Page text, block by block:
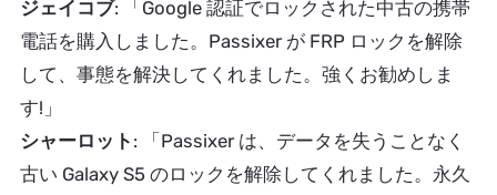
ジェイコブ: 「Google 認証でロックされた中古の携帯
電話を購入しました。Passixer が FRP ロックを解除
して、事態を解決してくれました。強くお勧めしま
す!」
シャーロット : 「Passixer は、データを失うことなく
古い Galaxy S5 のロックを解除してくれました。永久